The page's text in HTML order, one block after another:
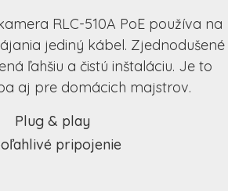
RLC-510A PoE používa na
jediný kábel. Zjednodušené
ľahšiu a čistú inštaláciu. Je to
aj pre domácich majstrov.
Plug & play
pripojenie